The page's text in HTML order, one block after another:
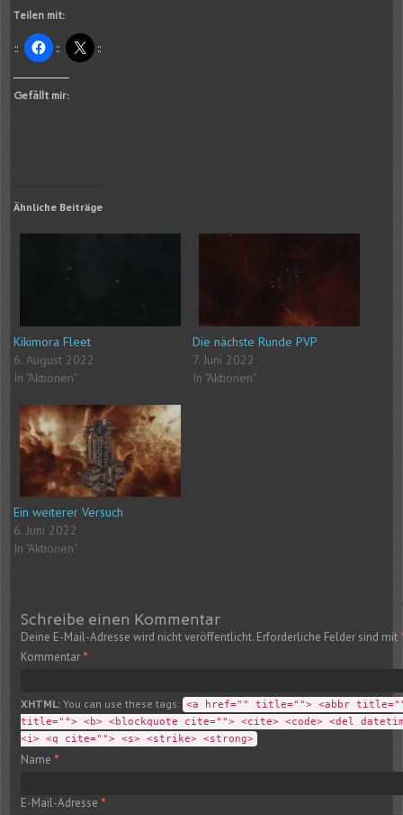
Teilen mit:
Gefällt mir:
Ähnliche Beiträge
Kikimora Fleet
6. August 2022
In "Aktionen"
Die nächste Runde PVP
7. Juni 2022
In "Aktionen"
Ein weiterer Versuch
6. Juni 2022
In "Aktionen"
Schreibe einen Kommentar
Deine E-Mail-Adresse wird nicht veröffentlicht. Erforderliche Felder sind mit
Kommentar *
XHTML: You can use these tags: <a href="" title=""> <abbr
title=""> <b> <blockquote cite=""> <cite> <code> <del
<i> <q cite=""> <s> <strike> <strong>
Name *
E-Mail-Adresse *